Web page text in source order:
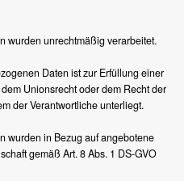
wurden unrechtmäßig verarbeitet.
Daten ist zur Erfüllung einer
Unionsrecht oder dem Recht der
der Verantwortliche unterliegt.
wurden in Bezug auf angebotene
gemäß Art. 8 Abs. 1 DS-GVO